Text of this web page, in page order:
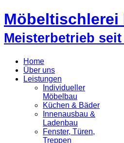
Möbeltischlerei
Meisterbetrieb seit
Home
Über uns
Leistungen
Individueller
Möbelbau
Küchen & Bäder
Innenausbau &
Ladenbau
Fenster, Türen,
Treppen